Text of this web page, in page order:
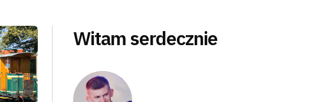
Witam serdecznie